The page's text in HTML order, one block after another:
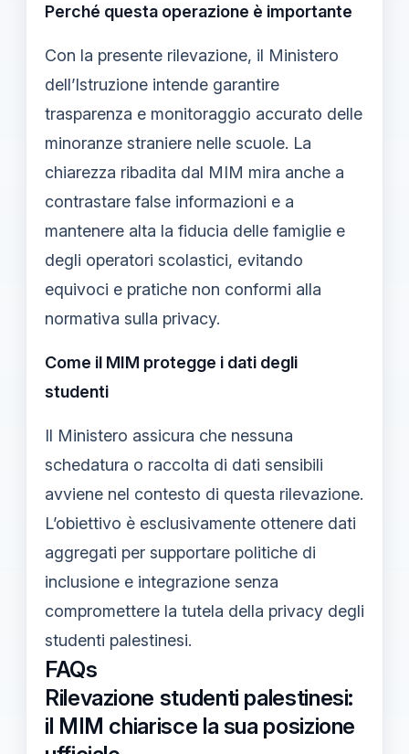
Perché questa operazione è importante
Con la presente rilevazione, il Ministero
dell’Istruzione intende garantire
trasparenza e monitoraggio accurato delle
minoranze straniere nelle scuole. La
chiarezza ribadita dal MIM mira anche a
contrastare false informazioni e a
mantenere alta la fiducia delle famiglie e
degli operatori scolastici, evitando
equivoci e pratiche non conformi alla
normativa sulla privacy.
Come il MIM protegge i dati degli
studenti
Il Ministero assicura che nessuna
schedatura o raccolta di dati sensibili
avviene nel contesto di questa rilevazione.
L’obiettivo è esclusivamente ottenere dati
aggregati per supportare politiche di
inclusione e integrazione senza
compromettere la tutela della privacy degli
studenti palestinesi.
FAQs
Rilevazione studenti palestinesi:
il MIM chiarisce la sua posizione